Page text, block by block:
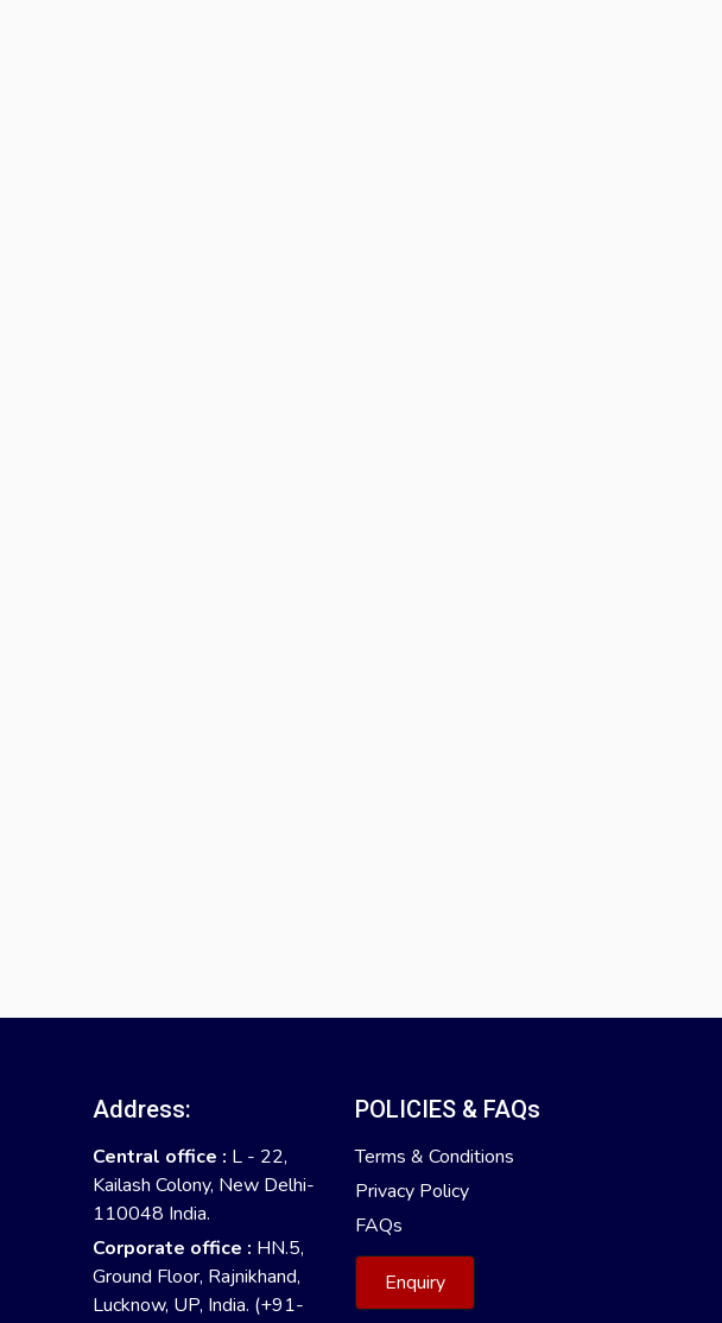
Address:
Central office : L - 22,
Kailash Colony, New Delhi-
110048 India.
Corporate office : HN.5,
Ground Floor, Rajnikhand,
Lucknow, UP, India. (+91-
POLICIES & FAQs
Terms & Conditions
Privacy Policy
FAQs
Enquiry